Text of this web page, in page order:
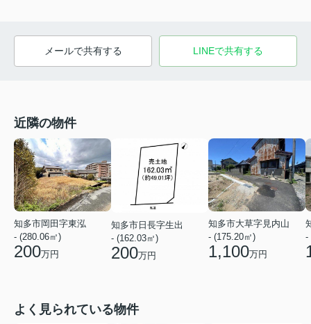
メールで共有する LINEで共有する
近隣の物件
知多市岡田字東泓
- (280.06㎡)
200万円
知多市日長字生出
- (162.03㎡)
200万円
知多市大草字見内山
- (175.20㎡)
1,100万円
-
よく見られている物件